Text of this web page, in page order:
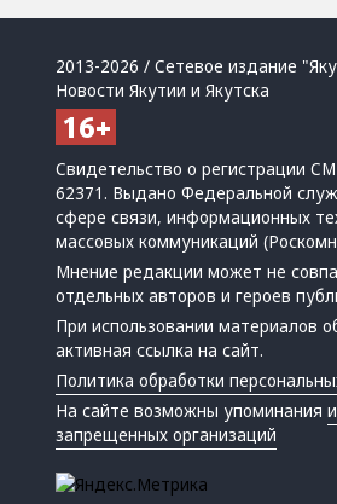
2013-2026 / Сетевое издание
Новости Якутии и Якутска
Свидетельство о регистрации
62371. Выдано Федеральной
сфере связи, информационных
массовых коммуникаций
Мнение редакции может не
отдельных авторов и героев
При использовании материалов
активная ссылка на сайт.
Политика обработки
На сайте возможны упоминания
запрещенных организаций